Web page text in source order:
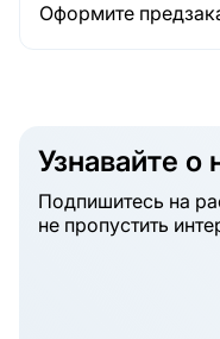
Оформите
Узнавайте о
Подпишитесь на
не пропустить